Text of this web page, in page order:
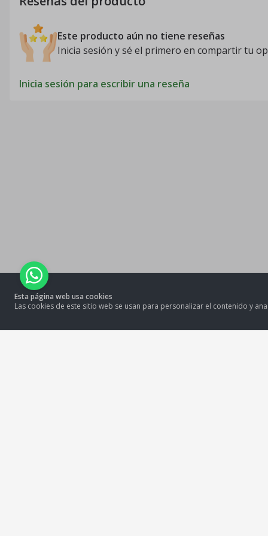
Este producto aún no tiene reseñas
Inicia sesión y sé el primero en compartir tu
Inicia sesión para escribir una reseña
Esta página web usa cookies
Las cookies de este sitio web se usan para personalizar el contenido y